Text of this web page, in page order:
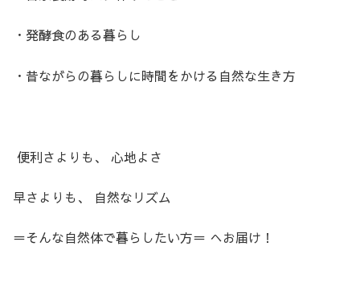
・発酵食のある暮らし
・昔ながらの暮らしに時間をかける自然な生き方
便利さよりも、 心地よさ
早さよりも、 自然なリズム
＝そんな自然体で暮らしたい方＝ へお届け！